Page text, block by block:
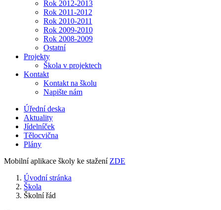
Rok 2012-2013
Rok 2011-2012
Rok 2010-2011
Rok 2009-2010
Rok 2008-2009
Ostatní
Projekty
Škola v projektech
Kontakt
Kontakt na školu
Napište nám
Úřední deska
Aktuality
Jídelníček
Tělocvična
Plány
Mobilní aplikace školy ke stažení ZDE
Úvodní stránka
Škola
Školní řád